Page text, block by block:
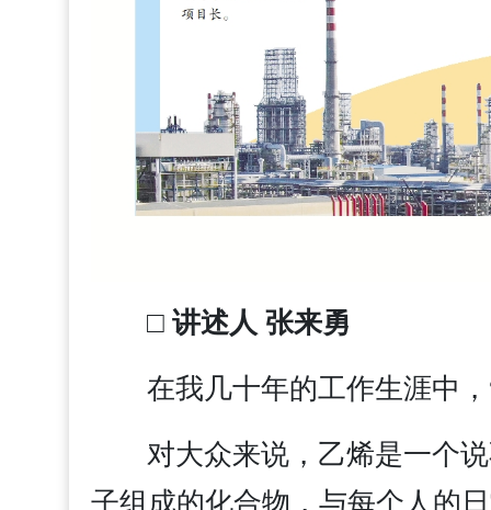
□ 讲述人 张来勇
在我几十年的工作生涯中
对大众来说，乙烯是一个
子组成的化合物，与每个人的